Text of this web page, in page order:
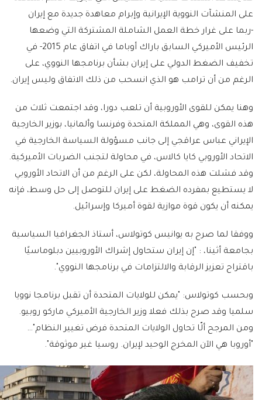
على المنشآت النووية الإيرانية وإبرام معاهدة جديدة مع إيران
-ربما على غرار خطة العمل الشاملة المشتركة التي وضعها
الرئيس الأميركي السابق باراك أوباما في اتفاق عام 2015- في
تخفيف الضغط الدولي على إيران بشأن برنامجها النووي، على
الرغم من أن ترامب هو الذي انسحب من ذلك الاتفاق وليس إيران.
وهنا يمكن للقوى الأوروبية أن تلعب دورا، وقد اجتمعت ثلاث من
هذه القوى، وهي المملكة المتحدة وفرنسا وألمانيا، بوزير الخارجية
الإيراني عباس عراقجي إلى جانب مسؤولة السياسة الخارجية في
الاتحاد الأوروبي كايا كالاس، في محاولة لتجنب الضربات الأميركية.
وقد فشلت هذه المحاولة، لكن على الرغم من أن الاتحاد الأوروبي
لا يستطيع بمفرده الضغط على إيران للتوصل إلى حل وسط، فإنه
يمكنه أن يكون قوة موازية لقوة أميركا وإسرائيل.
ووفقا لما صرح به يوانيس كوتولاس، أستاذ الجغرافيا السياسية
بجامعة أثينا، : "إن إيران ستحاول إشراك الأوروبيين دبلوماسيًا
باقتراح تعزيز الرقابة والالتزامات في برنامجها النووي".
وبحسب كوتولاس: "يمكن للولايات المتحدة أن تقبل برنامجا نوويا
سلميا وقد صرح بذلك فعلا وزير الخارجية الأميركي ماركو روبيو.
ومن المرجح ألّا تحاول الولايات المتحدة فرض تغيير النظام"…
"أوروبا هي الآن المخرج الوحيد لإيران. روسيا غير موثوقة".